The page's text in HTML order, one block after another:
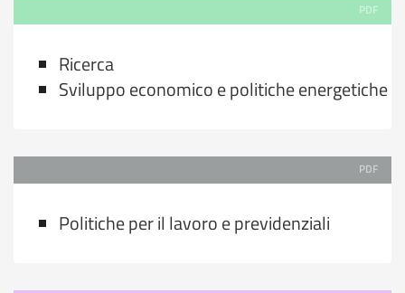
PDF
Ricerca
Sviluppo economico e politiche energetiche
PDF
Politiche per il lavoro e previdenziali